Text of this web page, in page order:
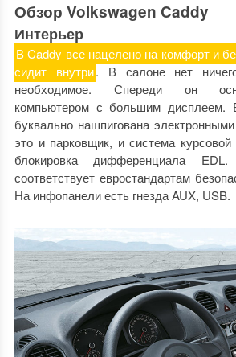
Обзор Volkswagen Caddy
Интерьер
В Caddy все нацелено на комфорт и
сидит внутри. В салоне нет
необходимое. Спереди он
компьютером с большим дисплеем.
буквально нашпигована
это и парковщик, и система курсовой
блокировка дифференциала
соответствует евростандартам
На инфопанели есть гнезда AUX, USB.